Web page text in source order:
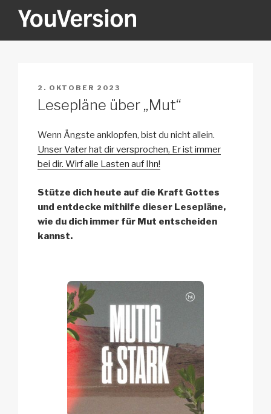
Inhalt
YOUVERSION
VERÖFFENTLICHT
AM
2. OKTOBER 2023
Lesepläne über „Mut“
Wenn Ängste anklopfen, bist du nicht allein.
Unser Vater hat dir versprochen, Er ist immer
bei dir. Wirf alle Lasten auf Ihn!
Stütze dich heute auf die Kraft Gottes
und entdecke mithilfe dieser Lesepläne,
wie du dich immer für Mut entscheiden
kannst.